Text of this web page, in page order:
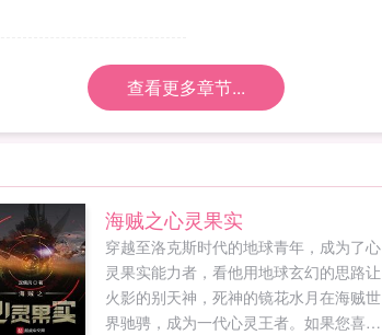
查看更多章节...
海贼之心灵果实
穿越至洛克斯时代的地球青年，成为了心
灵果实能力者，看他用地球玄幻的思路让
火影的别天神，死神的镜花水月在海贼世
界驰骋，成为一代心灵王者。如果您喜欢